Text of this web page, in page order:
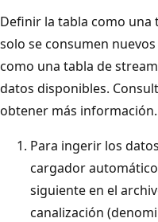
Definir la tabla como
solo se consumen
como una tabla de
datos disponibles.
obtener más información.
Para ingerir los
cargador
siguiente en el
canalización